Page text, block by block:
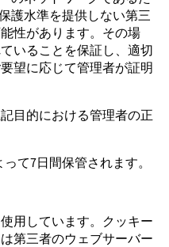
護水準を提供しない第三
性があります。その場
いることを保証し、適切
望に応じて管理者が証明
目的における管理者の正
て7日間保管されます。
用しています。クッキー
第三者のウェブサーバー